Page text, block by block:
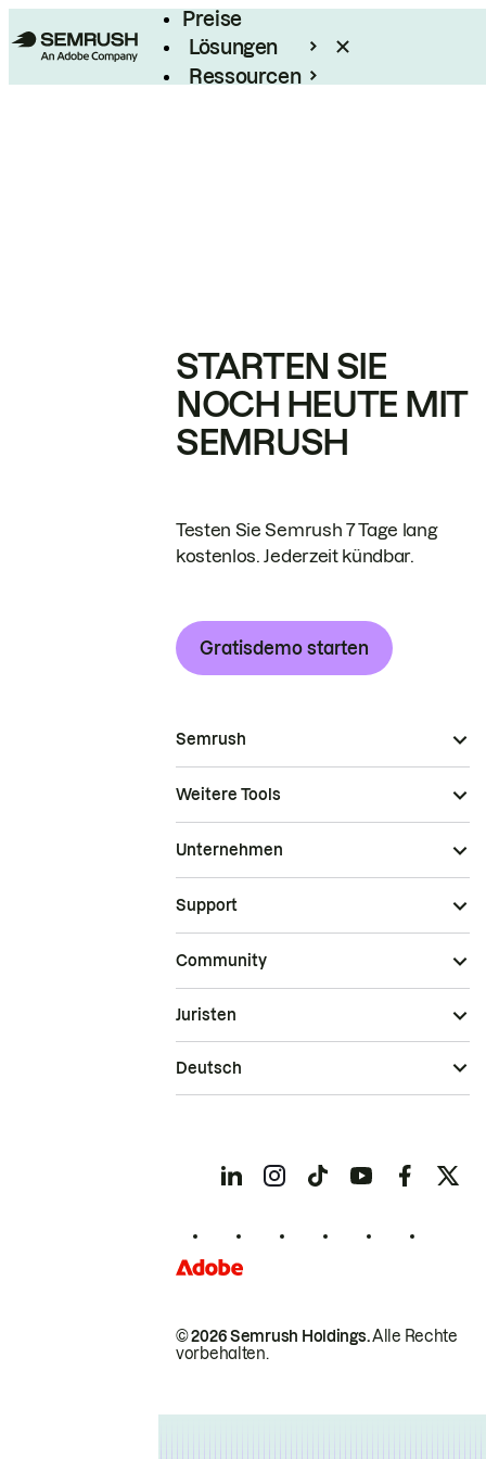
Preise
Lösungen
Ressourcen
STARTEN SIE
NOCH HEUTE MIT
SEMRUSH
Testen Sie Semrush 7 Tage lang
kostenlos. Jederzeit kündbar.
Gratisdemo starten
Semrush
Weitere Tools
Unternehmen
Support
Community
© 2026 Semrush Holdings.Alle Rechte
vorbehalten.
Juristen
Deutsch